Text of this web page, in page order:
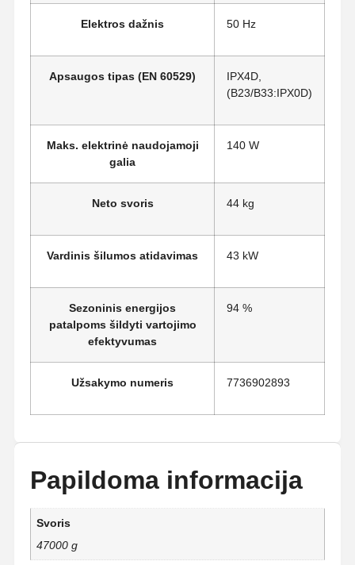
Elektros dažnis 50 Hz
Apsaugos tipas (EN 60529)
IPX4D,
(B23/B33:IPX0D)
Maks. elektrinė naudojamoji
galia
140 W
Neto svoris 44 kg
Vardinis šilumos atidavimas 43 kW
Sezoninis energijos
patalpoms šildyti vartojimo
efektyvumas
94 %
Užsakymo numeris 7736902893
Papildoma informacija
Svoris
47000 g